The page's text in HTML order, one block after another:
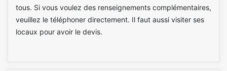
tous. Si vous voulez des renseignements complémentaires,
veuillez le téléphoner directement. Il faut aussi visiter ses
locaux pour avoir le devis.